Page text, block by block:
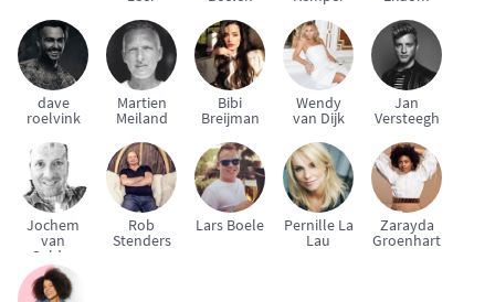
dave
roelvink
Martien
Meiland
Bibi
Breijman
Wendy
van Dijk
Jan
Versteegh
Jochem
van
Gelder
Rob
Stenders
Lars Boele Pernille La
Lau
Zarayda
Groenhart